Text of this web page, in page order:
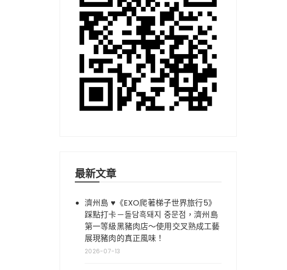
最新文章
濟州島 ♥《EXO爬著梯子世界旅行5》
踩點打卡－돌담흑돼지 중문점，濟州島
第一等級黑豬肉店～使用交叉熟成工藝
展現豬肉的真正風味！
2026-07-13